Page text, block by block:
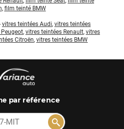
, film teinté BMW
vitres teintées Audi, vitres teintées
, vitres teintées Renault, vitres
Citroën, vitres teintées BMW
par référence